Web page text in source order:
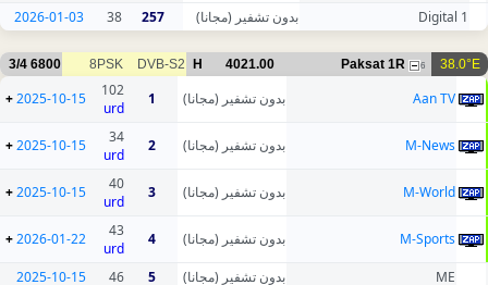
Digital 1
بدون تشفير (مجانا) 257
38
2026-01-03
38.0°E
Paksat 1R 6
4021.00
H
DVB-S2
8PSK
6800
3/4
Aan TV بدون تشفير (مجانا) 1
102
urd
2025-10-15
+
M-News بدون تشفير (مجانا) 2
34
urd
2025-10-15
+
M-World بدون تشفير (مجانا) 3
40
urd
2025-10-15
+
M-Sports بدون تشفير (مجانا) 4
43
urd
2026-01-22
+
ME بدون تشفير (مجانا) 5
46
2025-10-15